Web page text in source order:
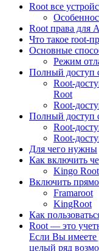
Root все
Root права для
Что такое root-
Основные
Режим
Полный доступ
Root-
Root
Root-
Полный доступ
Root-
Root-
Для чего нужны
Как включить
Kingo Root
Включить прямо
Framaroot
KingRoot
Как
Root — это
Если Вы имеете
целый ряд